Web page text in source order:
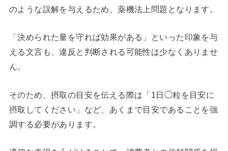
のような誤解を与えるため、薬機法上問題となります。
「決められた量を守れば効果がある」といった印象を与
える文言も、違反と判断される可能性は少なくありませ
ん。
そのため、摂取の目安を伝える際は「1日◯粒を目安に
摂取してください」など、あくまで目安であることを強
調する必要があります。